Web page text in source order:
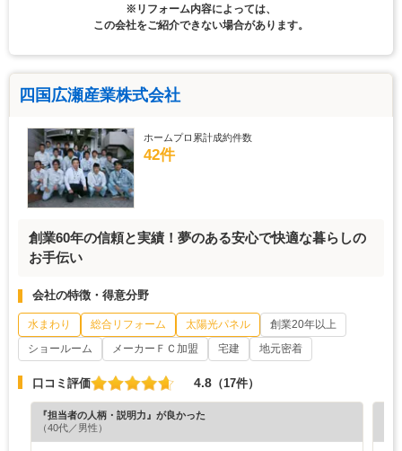
※リフォーム内容によっては、
この会社をご紹介できない場合があります。
四国広瀬産業株式会社
ホームプロ累計成約件数
42件
創業60年の信頼と実績！夢のある安心で快適な暮らしの
お手伝い
会社の特徴・得意分野
水まわり 総合リフォーム 太陽光パネル
創業20年以上
ショールーム
メーカーＦＣ加盟 宅建 地元密着
口コミ評価 4.8 （17件）
『担当者の人柄・説明力』が良かった
（40代／男性）